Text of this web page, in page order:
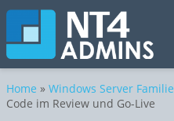
Home » Windows Server Familie
Code im Review und Go-Live